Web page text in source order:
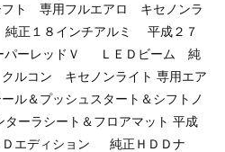
ト 専用フルエアロ キセノンラ
正１８インチアルミ 平成２７
ーレッドＶ
ＬＥＤビーム 純
ルコン キセノンライト 専用エア
ル＆プッシュスタート＆シフトノ
ーラシート＆フロアマット 平成
エディション
純正ＨＤＤナ